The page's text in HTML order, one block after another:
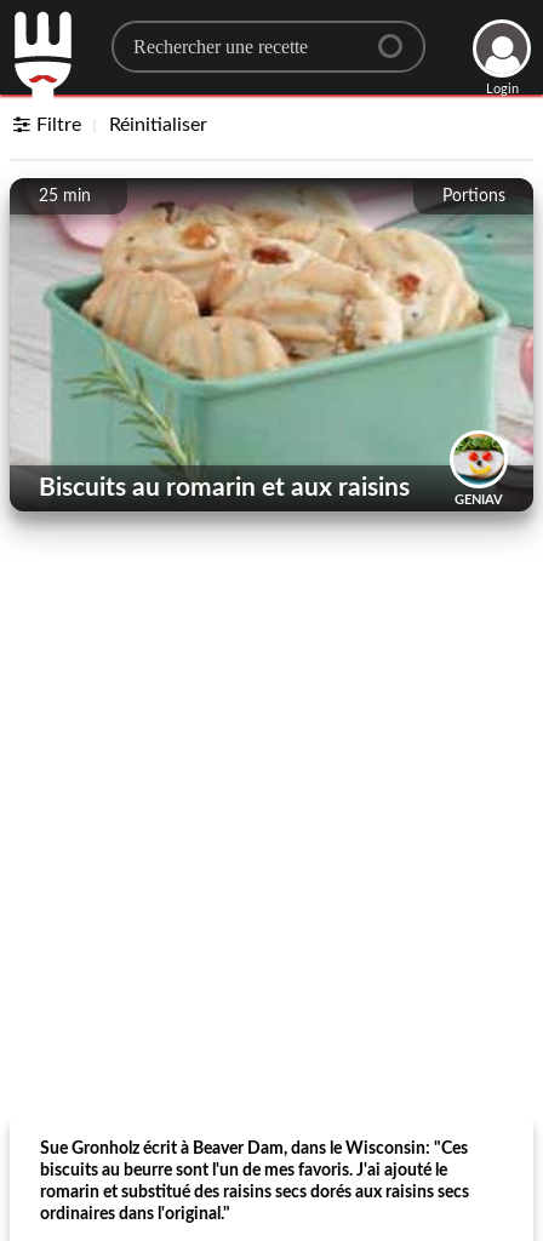
Search for a recipe
Login
Filtre Réinitialiser
Portions
25 min
GENIAV
Biscuits au romarin et aux raisins
Sue Gronholz écrit à Beaver Dam, dans le Wisconsin: "Ces
biscuits au beurre sont l'un de mes favoris. J'ai ajouté le
romarin et substitué des raisins secs dorés aux raisins secs
ordinaires dans l'original."